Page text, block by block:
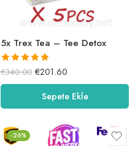
5x Trex Tea – Tee Detox
5 üzerinden
5.00oy aldı
€340.00 €201.60
Sepete Ekle
-26%